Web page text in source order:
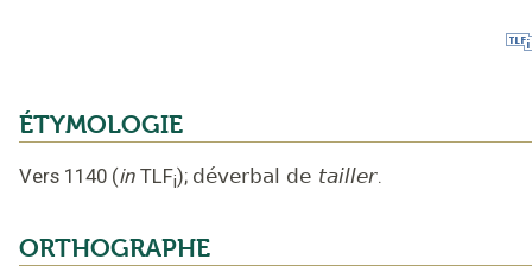
ÉTYMOLOGIE
Vers 1140 (in TLFi); déverbal de tailler.
ORTHOGRAPHE